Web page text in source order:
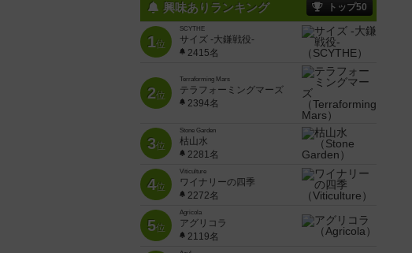
興味ありランキング トップ50
1位
SCYTHE
サイズ -大鎌戦役-
2415名
2位
Terraforming Mars
テラフォーミングマーズ
2394名
3位
Stone Garden
枯山水
2281名
4位
Viticulture
ワイナリーの四季
2272名
5位
Agricola
アグリコラ
2119名